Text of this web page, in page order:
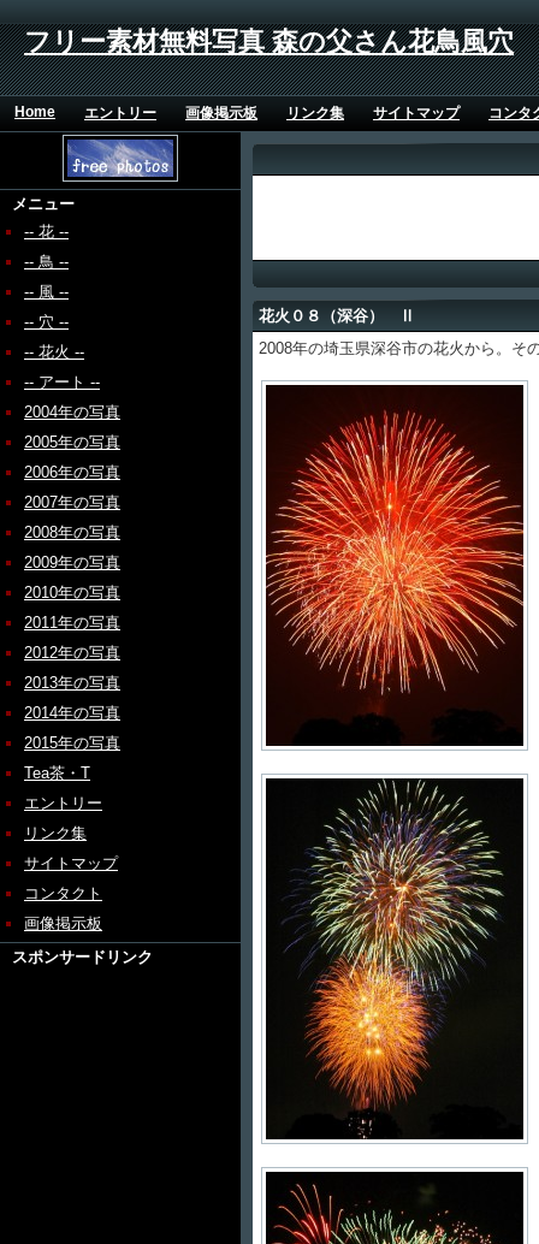
フリー素材無料写真 森の父さん花鳥風穴
Home エントリー 画像掲示板 リンク集 サイトマップ コンタ
メニュー
-- 花 --
-- 鳥 --
-- 風 --
-- 穴 --
-- 花火 --
-- アート --
2004年の写真
2005年の写真
2006年の写真
2007年の写真
2008年の写真
2009年の写真
2010年の写真
2011年の写真
2012年の写真
2013年の写真
2014年の写真
2015年の写真
Tea茶・T
エントリー
リンク集
サイトマップ
コンタクト
画像掲示板
スポンサードリンク
花火０８（深谷） Ⅱ
2008年の埼玉県深谷市の花火から。そ